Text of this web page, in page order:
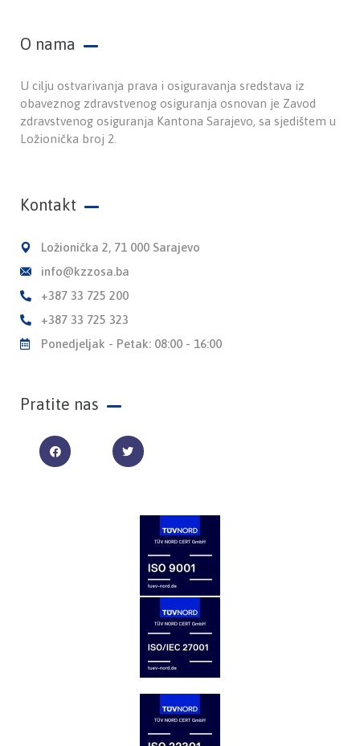
O nama
U cilju ostvarivanja prava i osiguravanja sredstava iz
obaveznog zdravstvenog osiguranja osnovan je Zavod
zdravstvenog osiguranja Kantona Sarajevo, sa sjedištem u
Ložionička broj 2.
Kontakt
Ložionička 2, 71 000 Sarajevo
info@kzzosa.ba
+387 33 725 200
+387 33 725 323
Ponedjeljak - Petak: 08:00 - 16:00
Pratite nas